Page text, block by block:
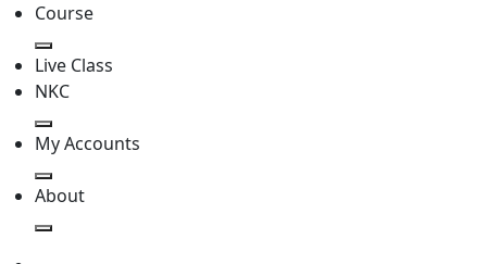
Course
Live Class
NKC
My Accounts
About